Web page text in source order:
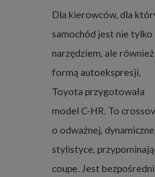
Dla kierowców, dla
samochód jest nie tylko
narzędziem, ale również
formą autoekspresji,
Toyota przygotowała
model C-HR. To
o odważnej,
stylistyce,
coupe. Jest